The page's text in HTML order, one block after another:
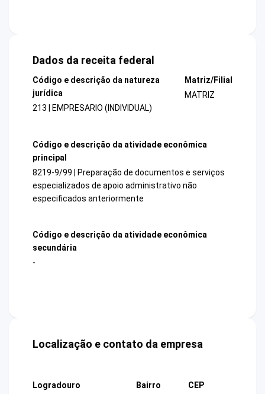
Dados da receita federal
Código e descrição da natureza
jurídica
213 | EMPRESARIO (INDIVIDUAL)
Matriz/Filial
MATRIZ
Código e descrição da atividade econômica
principal
8219-9/99 | Preparação de documentos e serviços
especializados de apoio administrativo não
especificados anteriormente
Código e descrição da atividade econômica
secundária
-
Localização e contato da empresa
Logradouro
Bairro
CEP